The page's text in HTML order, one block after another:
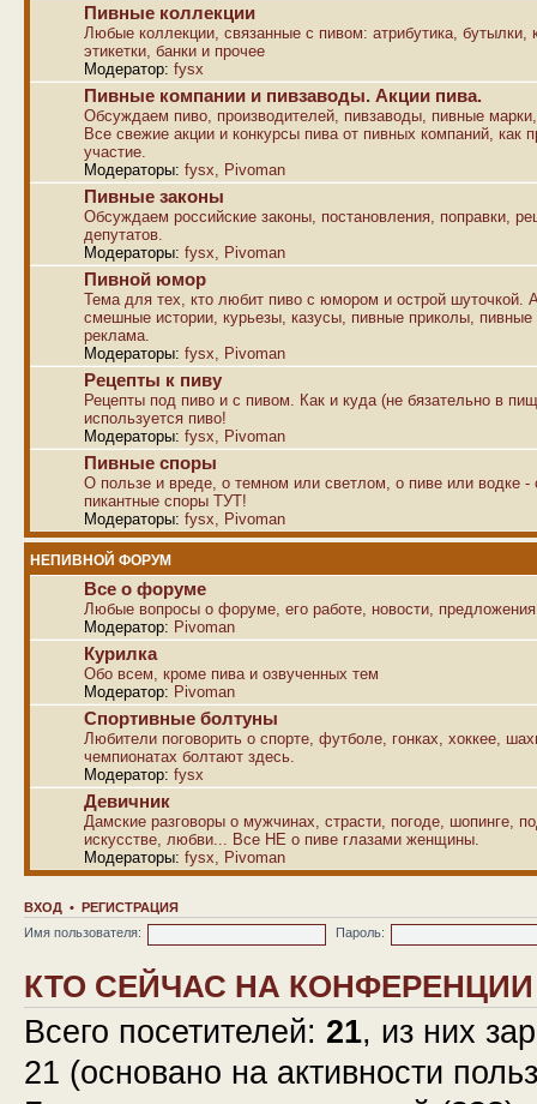
Пивные коллекции
Любые коллекции, связанные с пивом: атрибутика, бутылки,
этикетки, банки и прочее
Модератор: fysx
Пивные компании и пивзаводы. Акции пива.
Обсуждаем пиво, производителей, пивзаводы, пивные
Все свежие акции и конкурсы пива от пивных компаний, как
участие.
Модераторы: fysx Pivoman
Пивные законы
Обсуждаем российские законы, постановления, поправки,
депутатов.
Модераторы: fysx Pivoman
Пивной юмор
Тема для тех, кто любит пиво с юмором и острой шуточкой.
смешные истории, курьезы, казусы, пивные приколы,
реклама.
Модераторы: fysx Pivoman
Рецепты к пиву
Рецепты под пиво и с пивом. Как и куда (не бязательно в
используется пиво!
Модераторы: fysx Pivoman
Пивные споры
О пользе и вреде, о темном или светлом, о пиве или водке -
пикантные споры ТУТ!
Модераторы: fysx Pivoman
НЕПИВНОЙ ФОРУМ
Все о форуме
Любые вопросы о форуме, его работе, новости,
Модератор: Pivoman
Курилка
Обо всем, кроме пива и озвученных тем
Модератор: Pivoman
Спортивные болтуны
Любители поговорить о спорте, футболе, гонках, хоккее,
чемпионатах болтают здесь.
Модератор: fysx
Девичник
Дамские разговоры о мужчинах, страсти, погоде, шопинге,
искусстве, любви... Все НЕ о пиве глазами женщины.
Модераторы: fysx Pivoman
ВХОД • РЕГИСТРАЦИЯ
Имя пользователя:
Пароль:
КТО СЕЙЧАС НА КОНФЕРЕНЦИИ
Всего посетителей: 21, из них
21 (основано на активности